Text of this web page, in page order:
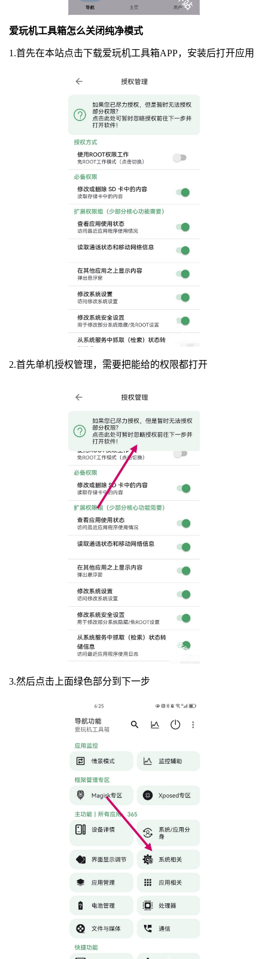
爱玩机工具箱怎么关闭纯净模式
1.首先在本站点击下载爱玩机工具箱APP，安装后打开应用
2.首先单机授权管理，需要把能给的权限都打开
3.然后点击上面绿色部分到下一步